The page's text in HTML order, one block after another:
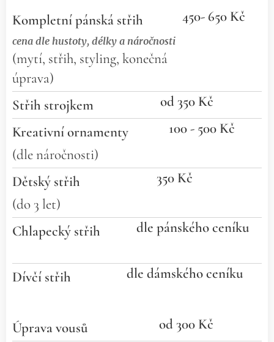
Kompletní pánská střih
cena dle hustoty, délky a náročnosti
(mytí, střih, styling, konečná
úprava)
450- 650 Kč
Střih strojkem
od 350 Kč
Kreativní ornamenty
(dle náročnosti)
100 - 500 Kč
Dětský střih
(do 3 let)
350 Kč
Chlapecký střih dle pánského ceníku
Dívčí střih dle dámského ceníku
Úprava vousů
od 300 Kč